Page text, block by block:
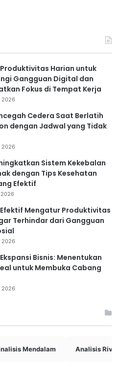
Harian untuk
Gangguan Digital dan
Fokus di Tempat Kerja
2026
Cedera Saat Berlatih
dengan Jadwal yang Tidak
2026
Sistem Kekebalan
dengan Tips Kesehatan
Efektif
Mengatur Produktivitas
Terhindar dari Gangguan
2026
Bisnis: Menentukan
untuk Membuka Cabang
2026
Mendalam Analisis